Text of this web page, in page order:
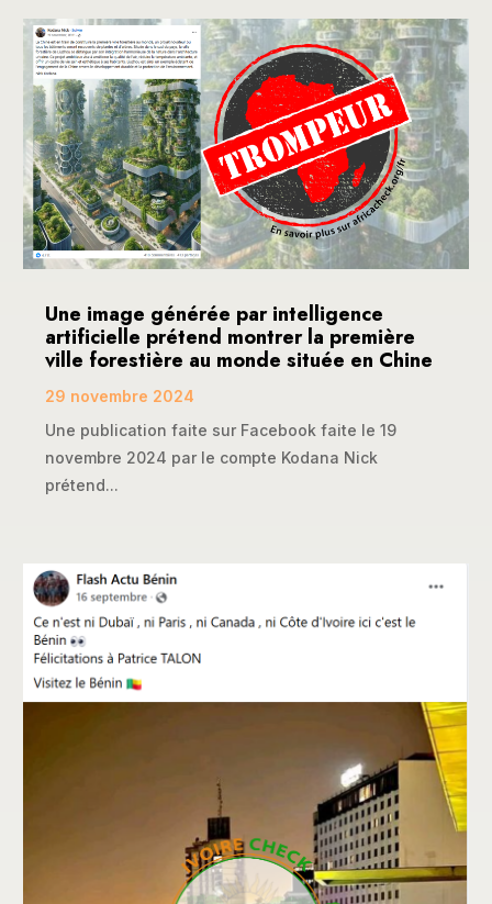
Une image générée par intelligence
artificielle prétend montrer la première
ville forestière au monde située en Chine
29 novembre 2024
Une publication faite sur Facebook faite le 19
novembre 2024 par le compte Kodana Nick
prétend...